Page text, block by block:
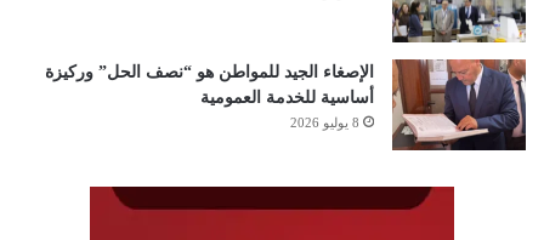
الإصغاء الجيد للمواطن هو “نصف الحل” وركيزة
أساسية للخدمة العمومية
8 يوليو 2026